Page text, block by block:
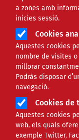
a zones amb
inicies sessió.
Cookies
Aquestes cookies
nombre de visites
millorar
Podràs disposar
navegació.
Cookies de
Aquestes cookies
web, els quals
exemple Twitter,
Agenda